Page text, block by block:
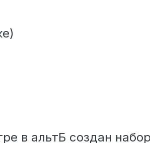
в альтБ создан